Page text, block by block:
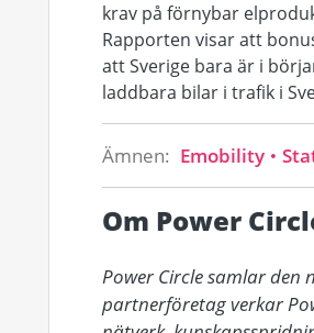
krav på förnybar
Rapporten visar att
att Sverige bara är i
laddbara bilar i trafik i
Ämnen: Emobility
Om Power
Power Circle samlar den
partnerföretag verkar